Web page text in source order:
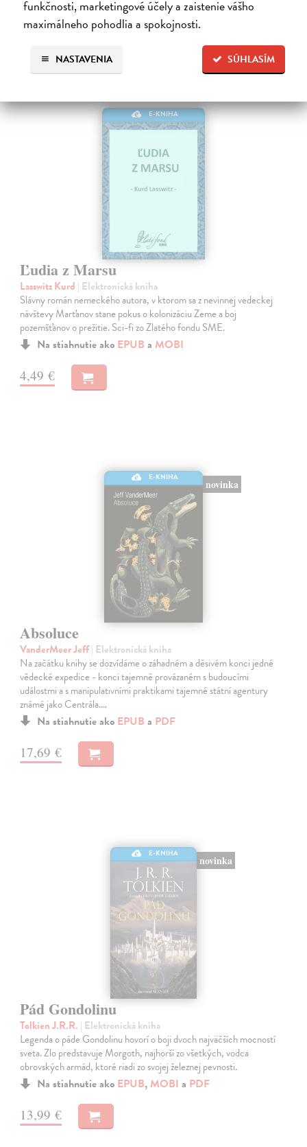
funkčnosti, marketingové účely a zaistenie vášho
maximálneho pohodlia a spokojnosti.
SÚHLASÍM
NASTAVENIA
9,79 €
E-KNIHA
Ľudia z Marsu
Lasswitz Kurd | Elektronická kniha
Slávny román nemeckého autora, v ktorom sa z nevinnej vedeckej
návštevy Marťanov stane pokus o kolonizáciu Zeme a boj
pozemšťanov o prežitie. Sci-fi zo Zlatého fondu SME.
Na stiahnutie ako EPUB a MOBI
4,49 €
E-KNIHA
novinka
Absoluce
VanderMeer Jeff| Elektronická kniha
Na začátku knihy se dozvídáme o záhadném a děsivém konci jedné
vědecké expedice - konci tajemně provázaném s budoucími
událostmi a s manipulativními praktikami tajemné státní agentury
známé jako Centrála.…
Na stiahnutie ako EPUB a PDF
17,69 €
E-KNIHA
novinka
Pád Gondolinu
Tolkien J.R.R. | Elektronická kniha
Legenda o páde Gondolinu hovorí o boji dvoch najväčších mocností
sveta. Zlo predstavuje Morgoth, najhorší zo všetkých, vodca
obrovských armád, ktoré riadi zo svojej železnej pevnosti.
Na stiahnutie ako EPUB, MOBI a PDF
13,99 €